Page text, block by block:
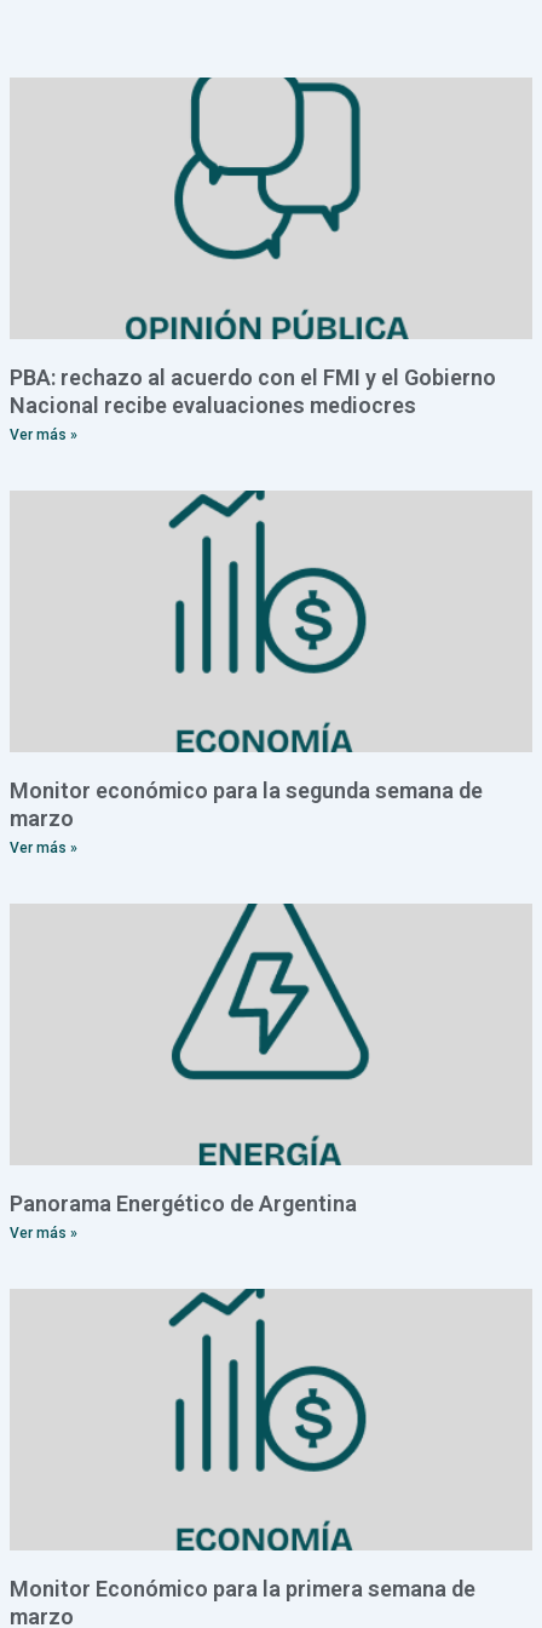
PBA: rechazo al acuerdo con el FMI y el Gobierno
Nacional recibe evaluaciones mediocres
Ver más »
Monitor económico para la segunda semana de
marzo
Ver más »
Panorama Energético de Argentina
Ver más »
Monitor Económico para la primera semana de
marzo
PagePage